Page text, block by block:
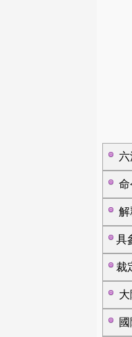
命
解
具
裁